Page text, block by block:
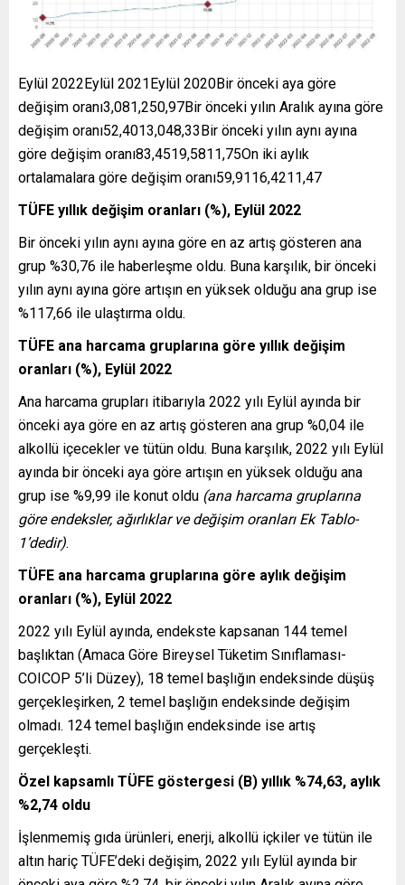
Eylül 2022Eylül 2021Eylül 2020Bir önceki aya göre
değişim oranı3,081,250,97Bir önceki yılın Aralık ayına göre
değişim oranı52,4013,048,33Bir önceki yılın aynı ayına
göre değişim oranı83,4519,5811,75On iki aylık
ortalamalara göre değişim oranı59,9116,4211,47
TÜFE yıllık değişim oranları (%), Eylül 2022
Bir önceki yılın aynı ayına göre en az artış gösteren ana
grup %30,76 ile haberleşme oldu. Buna karşılık, bir önceki
yılın aynı ayına göre artışın en yüksek olduğu ana grup ise
%117,66 ile ulaştırma oldu.
TÜFE ana harcama gruplarına göre yıllık değişim
oranları (%), Eylül 2022
Ana harcama grupları itibarıyla 2022 yılı Eylül ayında bir
önceki aya göre en az artış gösteren ana grup %0,04 ile
alkollü içecekler ve tütün oldu. Buna karşılık, 2022 yılı Eylül
ayında bir önceki aya göre artışın en yüksek olduğu ana
grup ise %9,99 ile konut oldu (ana harcama gruplarına
göre endeksler, ağırlıklar ve değişim oranları Ek Tablo-
1’dedir).
TÜFE ana harcama gruplarına göre aylık değişim
oranları (%), Eylül 2022
2022 yılı Eylül ayında, endekste kapsanan 144 temel
başlıktan (Amaca Göre Bireysel Tüketim Sınıflaması-
COICOP 5’li Düzey), 18 temel başlığın endeksinde düşüş
gerçekleşirken, 2 temel başlığın endeksinde değişim
olmadı. 124 temel başlığın endeksinde ise artış
gerçekleşti.
Özel kapsamlı TÜFE göstergesi (B) yıllık %74,63, aylık
%2,74 oldu
İşlenmemiş gıda ürünleri, enerji, alkollü içkiler ve tütün ile
altın hariç TÜFE’deki değişim, 2022 yılı Eylül ayında bir